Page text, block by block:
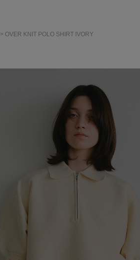
> OVER KNIT POLO SHIRT IVORY